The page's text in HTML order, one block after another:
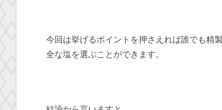
今回は挙げるポイントを押さえれば誰でも精
全な塩を選ぶことができます。